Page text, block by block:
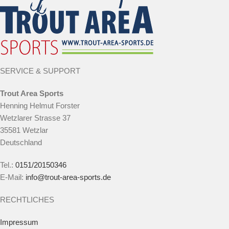
SERVICE & SUPPORT
Trout Area Sports
Henning Helmut Forster
Wetzlarer Strasse 37
35581 Wetzlar
Deutschland
Tel.: 0151/20150346
E-Mail: info@trout-area-sports.de
RECHTLICHES
Impressum